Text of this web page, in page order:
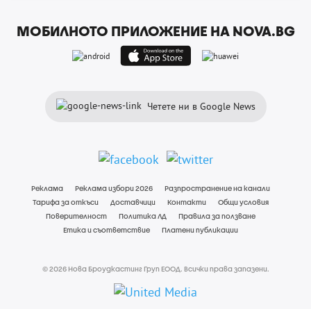
МОБИЛНОТО ПРИЛОЖЕНИЕ НА NOVA.BG
Четете ни в Google News
Реклама Реклама избори 2026
Разпространение на канали
Тарифа за откъси
Доставчици Контакти
Общи условия
Поверителност
Политика ЛД
Правила за ползване
Етика и съответствие
Платени публикации
© 2026 Нова Броудкастинг Груп ЕООД. Всички права запазени.